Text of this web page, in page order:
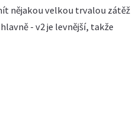
nějakou velkou trvalou zátěž
- v2 je levnější, takže